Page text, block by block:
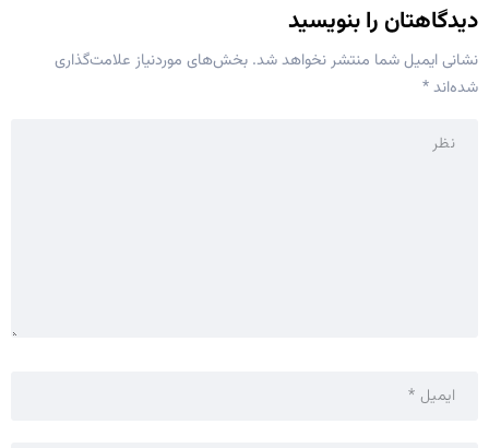
دیدگاهتان را بنویسید
نشانی ایمیل شما منتشر نخواهد شد. بخش‌های موردنیاز علامت‌گذاری
شده‌اند*